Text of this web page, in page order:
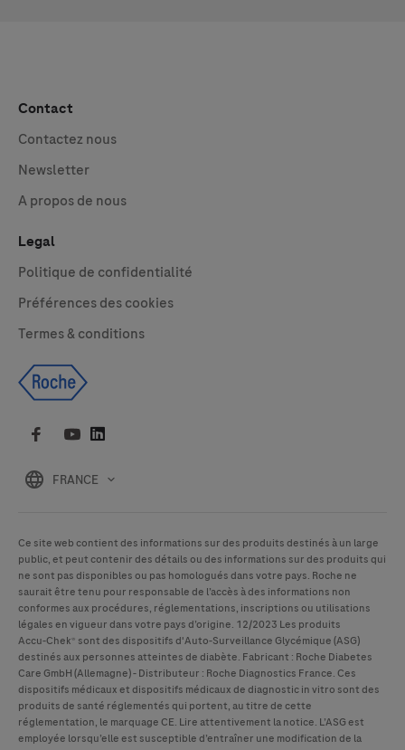
FRANCE
Contact
Contactez nous
Newsletter
A propos de nous
Legal
Politique de confidentialité
Préférences des cookies
Termes & conditions
Ce site web contient des informations sur des produits destinés à un large
public, et peut contenir des détails ou des informations sur des produits qui
ne sont pas disponibles ou pas homologués dans votre pays. Roche ne
saurait être tenu pour responsable de l’accès à des informations non
conformes aux procédures, réglementations, inscriptions ou utilisations
légales en vigueur dans votre pays d’origine. 12/2023 Les produits
Accu-Chek® sont des dispositifs d'Auto-Surveillance Glycémique (ASG)
destinés aux personnes atteintes de diabète. Fabricant : Roche Diabetes
Care GmbH (Allemagne) - Distributeur : Roche Diagnostics France. Ces
dispositifs médicaux et dispositifs médicaux de diagnostic in vitro sont des
produits de santé réglementés qui portent, au titre de cette
réglementation, le marquage CE. Lire attentivement la notice. L’ASG est
employée lorsqu’elle est susceptible d’entraîner une modification de la